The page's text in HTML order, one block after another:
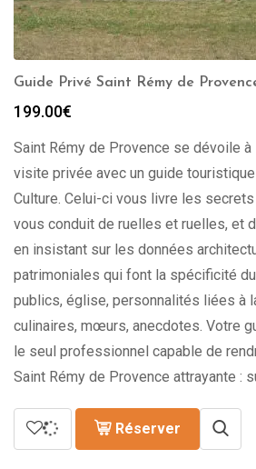
Guide Privé Saint Rémy de
199.00€
Saint Rémy de Provence se dévoile à
visite privée avec un guide
Culture. Celui-ci vous livre les secrets
vous conduit de ruelles et ruelles, et
en insistant sur les données
patrimoniales qui font la spécificité
publics, église, personnalités liées à
culinaires, mœurs, anecdotes. Votre
le seul professionnel capable de
Saint Rémy de Provence attrayante :
Réserver